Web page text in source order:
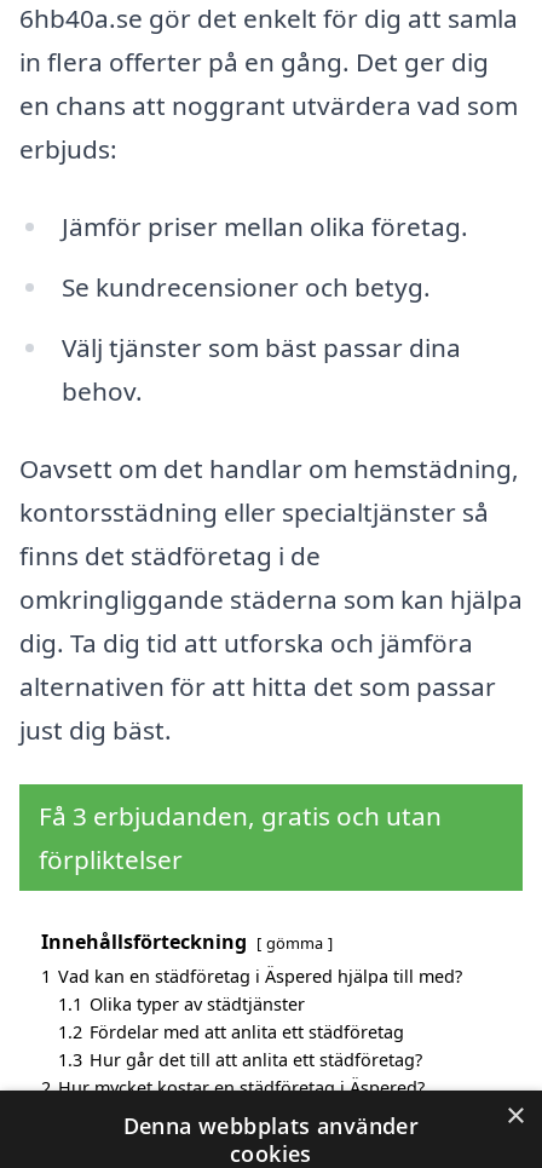
6hb40a.se gör det enkelt för dig att samla
in flera offerter på en gång. Det ger dig
en chans att noggrant utvärdera vad som
erbjuds:
Jämför priser mellan olika företag.
Se kundrecensioner och betyg.
Välj tjänster som bäst passar dina
behov.
Oavsett om det handlar om hemstädning,
kontorsstädning eller specialtjänster så
finns det städföretag i de
omkringliggande städerna som kan hjälpa
dig. Ta dig tid att utforska och jämföra
alternativen för att hitta det som passar
just dig bäst.
Få 3 erbjudanden, gratis och utan
förpliktelser
Innehållsförteckning gömma
1 Vad kan en städföretag i Äspered hjälpa till med?
1.1 Olika typer av städtjänster
1.2 Fördelar med att anlita ett städföretag
1.3 Hur går det till att anlita ett städföretag?
2 Hur mycket kostar en städföretag i Äspered?
Fördelar med att välja städföretag i Äspered
Sök efter en skicklig städföretag i de omgivande
×
Denna webbplats använder
cookies